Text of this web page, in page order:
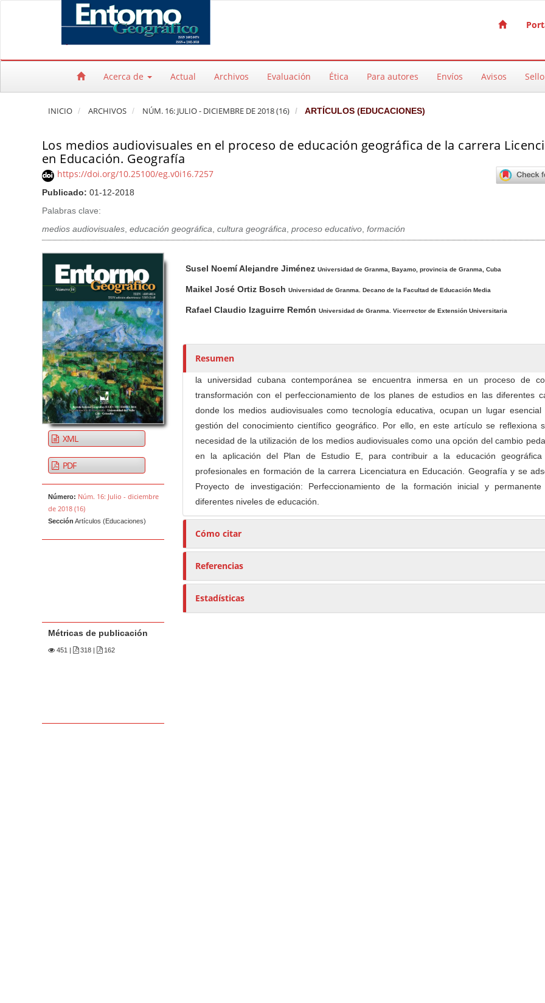
Salto rápido al contenido de la página
Navegación principal
Acerca de Actual Archivos Evaluación Ética Para autores Envíos Avisos
INICIO ARCHIVOS NÚM. 16: JULIO - DICIEMBRE DE 2018 (16) ARTÍCULOS (EDUCACIONES)
Los medios audiovisuales en el proceso de educación geográfica de la carrera
en Educación. Geografía
https://doi.org/10.25100/eg.v0i16.7257
Publicado: 01-12-2018
Palabras clave:
medios audiovisuales, educación geográfica, cultura geográfica, proceso educativo, formación
Barra lateral del artículo
XML
PDF
Número: Núm. 16: Julio - diciembre
de 2018 (16)
Sección Artículos (Educaciones)
Métricas de publicación
451 318 | 162
u
o
s
a
Susel Noemí Alejandre Jiménez Universidad de Granma, Bayamo, provincia de Granma, Cuba
Maikel José Ortiz Bosch Universidad de Granma. Decano de la Facultad de Educación Media
Rafael Claudio Izaguirre Remón Universidad de Granma. Vicerrector de Extensión Universitaria
Resumen
la universidad cubana contemporánea se encuentra inmersa en un proceso de
transformación con el perfeccionamiento de los planes de estudios en las diferentes
donde los medios audiovisuales como tecnología educativa, ocupan un lugar esencial
gestión del conocimiento científico geográfico. Por ello, en este artículo se reflexiona
necesidad de la utilización de los medios audiovisuales como una opción del cambio
en la aplicación del Plan de Estudio E, para contribuir a la educación
profesionales en formación de la carrera Licenciatura en Educación. Geografía y se
Proyecto de investigación: Perfeccionamiento de la formación inicial y
diferentes niveles de educación.
Cómo citar
Referencias
Estadísticas